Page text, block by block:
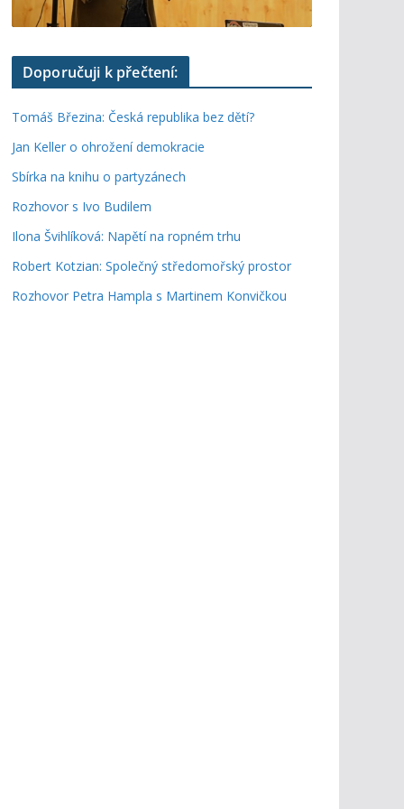
Doporučuji k přečtení:
Tomáš Březina: Česká republika bez dětí?
Jan Keller o ohrožení demokracie
Sbírka na knihu o partyzánech
Rozhovor s Ivo Budilem
Ilona Švihlíková: Napětí na ropném trhu
Robert Kotzian: Společný středomořský prostor
Rozhovor Petra Hampla s Martinem Konvičkou